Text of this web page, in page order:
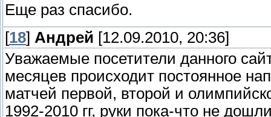
Еще раз спасибо.
[18] Андрей [12.09.2010, 20:36]
Уважаемые посетители данного
месяцев происходит постоянное
матчей первой, второй и
1992-2010 гг, руки пока-что не